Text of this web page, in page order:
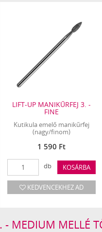
LIFT-UP MANIKŰRFEJ 3. -
FINE
Kutikula emelő manikűrfej
(nagy/finom)
1 590 Ft
db KOSÁRBA
KEDVENCEKHEZ AD
- MEDIUM MELLÉ